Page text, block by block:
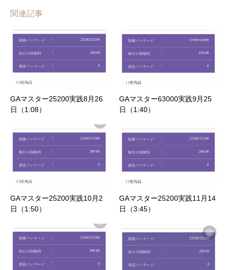
関連記事
GAマスター25200実践8月26
日（1:08）
GAマスター63000実践9月25
日（1:40）
GAマスター25200実践10月2
日（1:50）
GAマスター25200実践11月14
日（3:45）